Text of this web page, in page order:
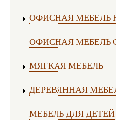
ОФИСНАЯ МЕБЕЛЬ
ОФИСНАЯ МЕБЕЛЬ
МЯГКАЯ МЕБЕЛЬ
ДЕРЕВЯННАЯ
МЕБЕЛЬ ДЛЯ ДЕТЕЙ